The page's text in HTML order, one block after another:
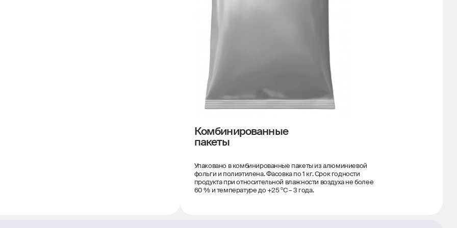
Комбинированные
пакеты
Упаковано в комбинированные пакеты из алюминиевой
фольги и полиэтилена. Фасовка по 1 кг. Срок годности
продукта при относительной влажности воздуха не более
60 % и температуре до +25 ºС – 3 года.